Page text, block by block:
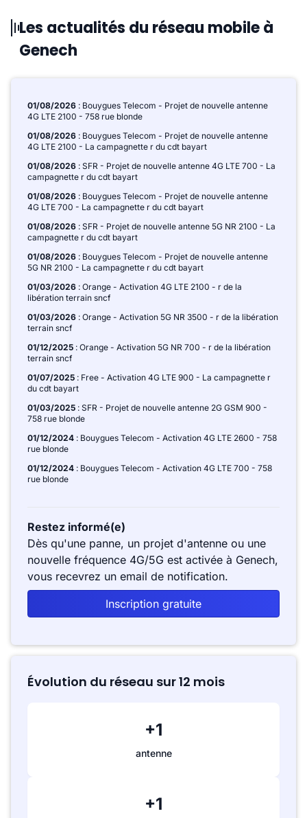
Les actualités du réseau mobile à
Genech
01/08/2026 : Bouygues Telecom - Projet de nouvelle antenne
4G LTE 2100 - 758 rue blonde
01/08/2026 : Bouygues Telecom - Projet de nouvelle antenne
4G LTE 2100 - La campagnette r du cdt bayart
01/08/2026 : SFR - Projet de nouvelle antenne 4G LTE 700 - La
campagnette r du cdt bayart
01/08/2026 : Bouygues Telecom - Projet de nouvelle antenne
4G LTE 700 - La campagnette r du cdt bayart
01/08/2026 : SFR - Projet de nouvelle antenne 5G NR 2100 - La
campagnette r du cdt bayart
01/08/2026 : Bouygues Telecom - Projet de nouvelle antenne
5G NR 2100 - La campagnette r du cdt bayart
01/03/2026 : Orange - Activation 4G LTE 2100 - r de la
libération terrain sncf
01/03/2026 : Orange - Activation 5G NR 3500 - r de la libération
terrain sncf
01/12/2025 : Orange - Activation 5G NR 700 - r de la libération
terrain sncf
01/07/2025 : Free - Activation 4G LTE 900 - La campagnette r
du cdt bayart
01/03/2025 : SFR - Projet de nouvelle antenne 2G GSM 900 -
758 rue blonde
01/12/2024 : Bouygues Telecom - Activation 4G LTE 2600 - 758
rue blonde
01/12/2024 : Bouygues Telecom - Activation 4G LTE 700 - 758
rue blonde
Restez informé(e)
Dès qu'une panne, un projet d'antenne ou une
nouvelle fréquence 4G/5G est activée à Genech,
vous recevrez un email de notification.
Inscription gratuite
Évolution du réseau sur 12 mois
+1
antenne
+1